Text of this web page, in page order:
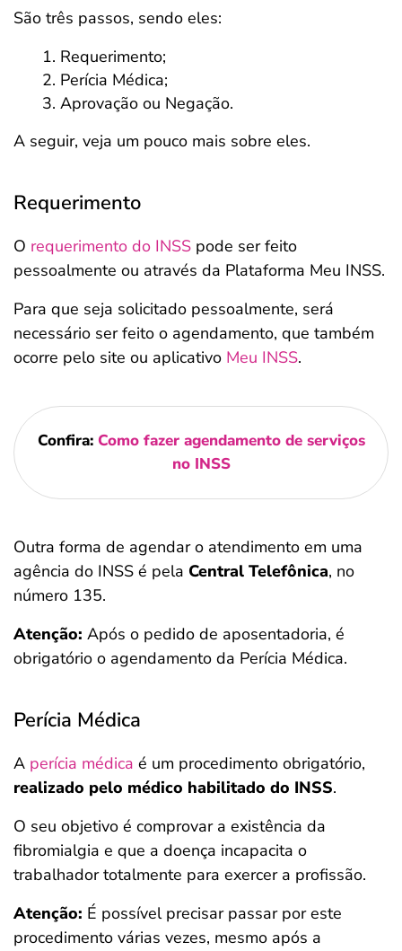
São três passos, sendo eles:
Requerimento;
Perícia Médica;
Aprovação ou Negação.
A seguir, veja um pouco mais sobre eles.
Requerimento
O requerimento do INSS pode ser feito
pessoalmente ou através da Plataforma Meu INSS.
Para que seja solicitado pessoalmente, será
necessário ser feito o agendamento, que também
ocorre pelo site ou aplicativo Meu INSS.
Confira: Como fazer agendamento de serviços
no INSS
Outra forma de agendar o atendimento em uma
agência do INSS é pela Central Telefônica, no
número 135.
Atenção: Após o pedido de aposentadoria, é
obrigatório o agendamento da Perícia Médica.
Perícia Médica
A perícia médica é um procedimento obrigatório,
realizado pelo médico habilitado do INSS.
O seu objetivo é comprovar a existência da
fibromialgia e que a doença incapacita o
trabalhador totalmente para exercer a profissão.
Atenção: É possível precisar passar por este
procedimento várias vezes, mesmo após a